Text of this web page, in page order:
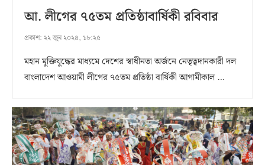
আ. লীগের ৭৫তম প্রতিষ্ঠাবার্ষিকী রবিবার
প্রকাশ: ২২ জুন ২০২৪, ১৮:২৫
মহান মুক্তিযুদ্ধের মাধ্যমে দেশের স্বাধীনতা অর্জনে নেতৃত্বদানকারী দল
বাংলাদেশ আওয়ামী লীগের ৭৫তম প্রতিষ্ঠা বার্ষিকী আগামীকাল …